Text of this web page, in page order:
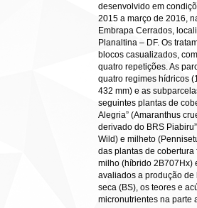
desenvolvido em
2015 a março de 2016,
Embrapa Cerrados,
Planaltina – DF. Os
blocos casualizados,
quatro repetições. As
quatro regimes hídricos
432 mm) e as
seguintes plantas de
Alegria” (Amaranthus
derivado do BRS
Wild) e milheto
das plantas de
milho (híbrido 2B707Hx)
avaliados a produção de
seca (BS), os teores e
micronutrientes na parte